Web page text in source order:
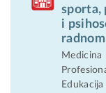
sporta,
i
Medicina